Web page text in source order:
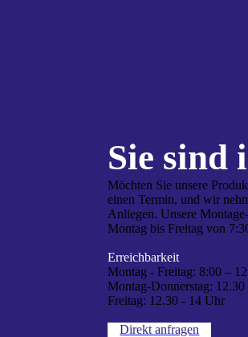
Sie sind
Möchten Sie unsere
einen Termin, und wir
Anliegen. Unsere
Montag bis Freitag von
Erreichbarkeit
Montag - Freitag: 8:00 –
Montag-Donnerstag:
Freitag: 12.30 - 14 Uhr
Direkt anfragen